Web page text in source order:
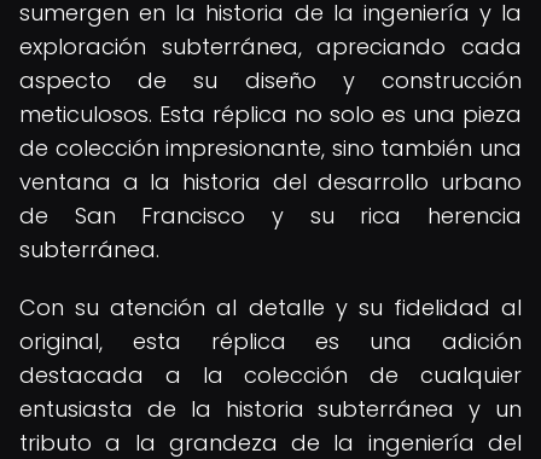
sumergen en la historia de la ingeniería y la
exploración subterránea, apreciando cada
aspecto de su diseño y construcción
meticulosos. Esta réplica no solo es una pieza
de colección impresionante, sino también una
ventana a la historia del desarrollo urbano
de San Francisco y su rica herencia
subterránea.
Con su atención al detalle y su fidelidad al
original, esta réplica es una adición
destacada a la colección de cualquier
entusiasta de la historia subterránea y un
tributo a la grandeza de la ingeniería del